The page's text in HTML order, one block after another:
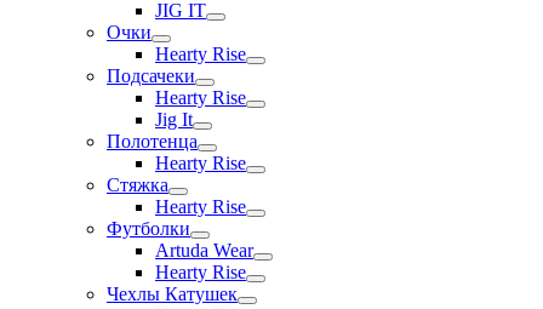
JIG IT
Очки
Hearty Rise
Подсачеки
Hearty Rise
Jig It
Полотенца
Hearty Rise
Стяжка
Hearty Rise
Футболки
Artuda Wear
Hearty Rise
Чехлы Катушек